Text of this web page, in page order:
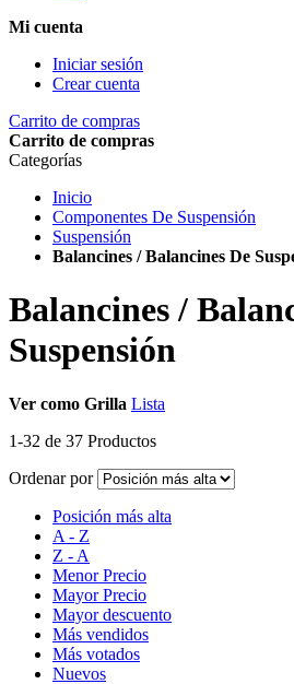
Mi cuenta
Iniciar sesión
Crear cuenta
Carrito de compras
Carrito de compras
Categorías
Inicio
Componentes De Suspensión
Suspensión
Balancines / Balancines De
Balancines /
Suspensión
Ver como Grilla Lista
1-32 de 37 Productos
Ordenar por
Posición más alta
A - Z
Z - A
Menor Precio
Mayor Precio
Mayor descuento
Más vendidos
Más votados
Nuevos